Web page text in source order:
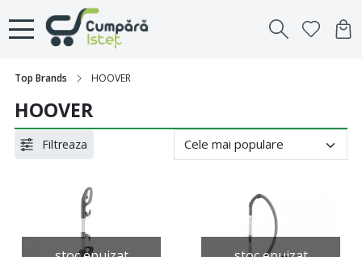
Top Brands HOOVER
HOOVER
Filtreaza